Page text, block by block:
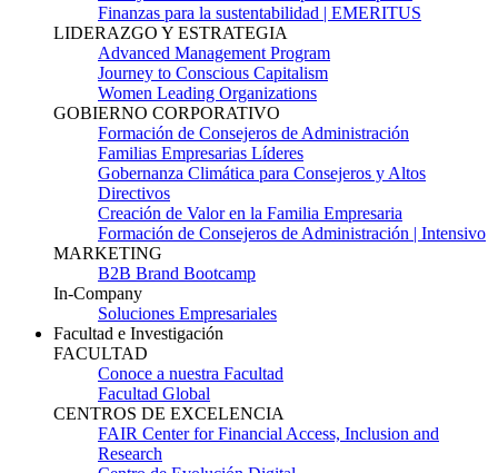
Finanzas para la sustentabilidad | EMERITUS
LIDERAZGO Y ESTRATEGIA
Advanced Management Program
Journey to Conscious Capitalism
Women Leading Organizations
GOBIERNO CORPORATIVO
Formación de Consejeros de Administración
Familias Empresarias Líderes
Gobernanza Climática para Consejeros y Altos
Directivos
Creación de Valor en la Familia Empresaria
Formación de Consejeros de Administración | Intensivo
MARKETING
B2B Brand Bootcamp
In-Company
Soluciones Empresariales
Facultad e Investigación
FACULTAD
Conoce a nuestra Facultad
Facultad Global
CENTROS DE EXCELENCIA
FAIR Center for Financial Access, Inclusion and
Research